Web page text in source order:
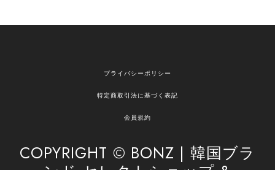
欲しかったものが買えて嬉しいです！ またお願いします。
の商品のお手伝いができ、喜んでいただけて大変
安心してお任せいただけるよう、丁寧な対応を心
がけてまいります。 また気になる商品がございま
プライバシーポリシー
特定商取引法に基づく表記
会員規約
COPYRIGHT © BONZ | 韓国ブラ